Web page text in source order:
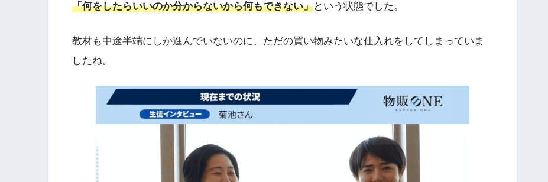
「何をしたらいいのか分からないから何もできない」という状態でした。
教材も中途半端にしか進んでいないのに、ただの買い物みたいな仕入れをしてしまっていま
したね。